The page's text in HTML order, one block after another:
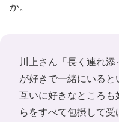
か。
川上さん「長く連れ
が好きで一緒にいる
互いに好きなところ
らをすべて包摂して